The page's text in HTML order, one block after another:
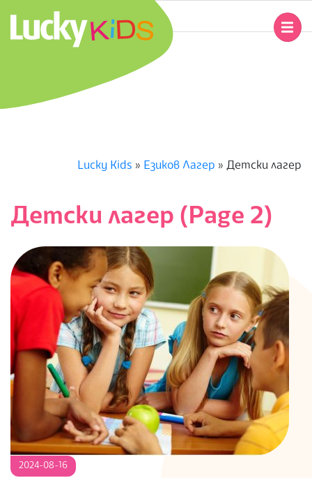
content
U
Y
K
I
D
S
Lucky Kids » Езиков Лагер » Детски лагер
Детски лагер (Page 2)
2024-
2024-08-16